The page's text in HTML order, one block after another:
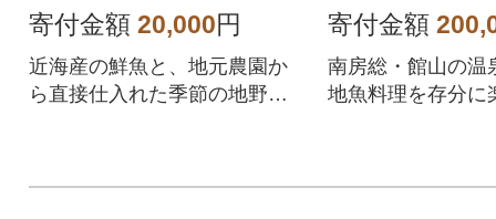
寄付金額 20,000円
近海産の鮮魚と、地元農園か
ら直接仕入れた季節の地野菜
寄付金額
南房総・館山の温
地魚料理を存分に